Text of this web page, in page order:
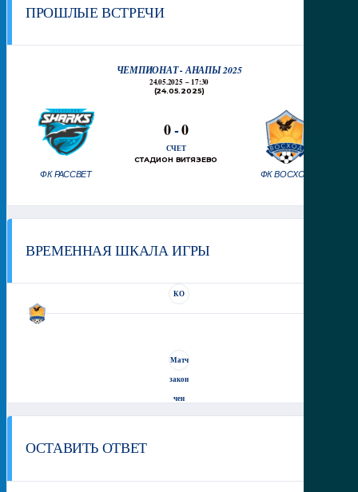
ПРОШЛЫЕ ВСТРЕЧИ
ЧЕМПИОНАТ - АНАПЫ 2025
24.05.2025 17:30
(24.05.2025)
ФК РАССВЕТ ФК ВОСХОД
0-0
СЧЕТ
СТАДИОН ВИТЯЗЕВО
ВРЕМЕННАЯ ШКАЛА ИГРЫ
КО
Матч
закон
чен
ОСТАВИТЬ ОТВЕТ